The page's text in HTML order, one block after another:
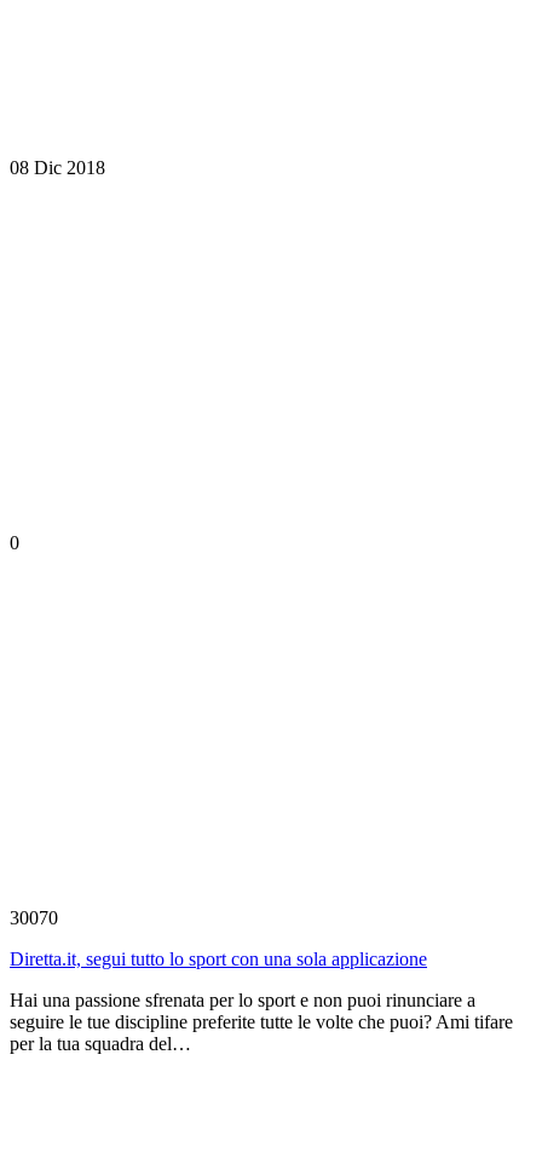
08 Dic 2018
0
30070
Diretta.it, segui tutto lo sport con una sola applicazione
Hai una passione sfrenata per lo sport e non puoi rinunciare a
seguire le tue discipline preferite tutte le volte che puoi? Ami tifare
per la tua squadra del…